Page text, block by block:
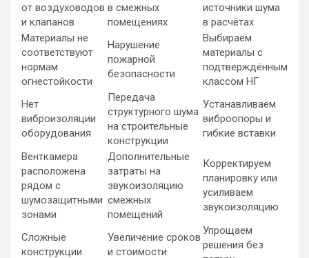
от воздуховодов
и клапанов
в смежных
помещениях
источники шума
в расчётах
Материалы не
соответствуют
нормам
огнестойкости
Нарушение
пожарной
безопасности
Выбираем
материалы с
подтверждённым
классом НГ
Нет
виброизоляции
оборудования
Передача
структурного шума
на строительные
конструкции
Устанавливаем
виброопоры и
гибкие вставки
Венткамера
расположена
рядом с
шумозащитными
зонами
Дополнительные
затраты на
звукоизоляцию
смежных
помещений
Корректируем
планировку или
усиливаем
звукоизоляцию
Сложные
конструкции
Увеличение сроков
и стоимости
Упрощаем
решения без